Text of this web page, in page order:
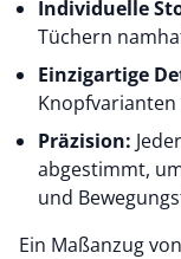
Individuelle
Tüchern
Einzigartige
Präzision:
abgestimmt,
und
Ein Maßanzug